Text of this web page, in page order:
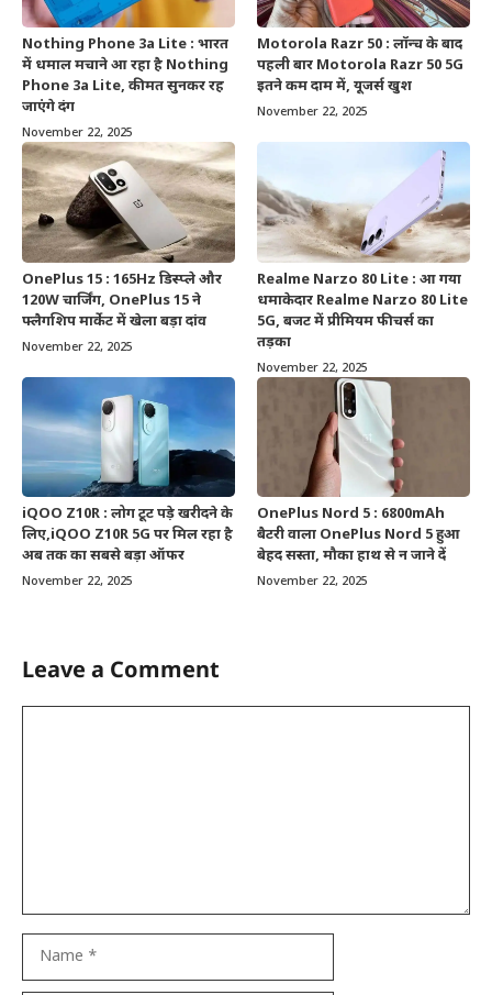
Nothing Phone 3a Lite : भारत
में धमाल मचाने आ रहा है Nothing
Phone 3a Lite, कीमत सुनकर रह
जाएंगे दंग
November 22, 2025
Motorola Razr 50 : लॉन्च के बाद
पहली बार Motorola Razr 50 5G
इतने कम दाम में, यूजर्स खुश
November 22, 2025
OnePlus 15 : 165Hz डिस्प्ले और
120W चार्जिंग, OnePlus 15 ने
फ्लैगशिप मार्केट में खेला बड़ा दांव
November 22, 2025
Realme Narzo 80 Lite : आ गया
धमाकेदार Realme Narzo 80 Lite
5G, बजट में प्रीमियम फीचर्स का
तड़का
November 22, 2025
iQOO Z10R : लोग टूट पड़े खरीदने के
लिए,iQOO Z10R 5G पर मिल रहा है
अब तक का सबसे बड़ा ऑफर
November 22, 2025
OnePlus Nord 5 : 6800mAh
बैटरी वाला OnePlus Nord 5 हुआ
बेहद सस्ता, मौका हाथ से न जाने दें
November 22, 2025
Leave a Comment